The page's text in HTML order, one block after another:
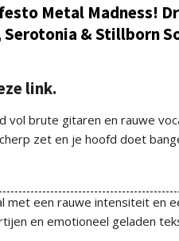
Metal Madness!
& Stillborn
link.
vol brute gitaren en rauwe
zet en je hoofd doet
een rauwe intensiteit en
en emotioneel geladen